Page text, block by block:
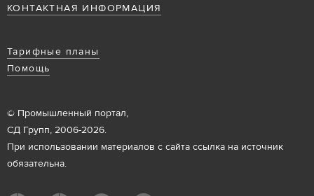
КОНТАКТНАЯ ИНФОРМАЦИЯ
Тарифные планы
Помощь
© Промышленный портал,
СД Групп, 2006-2026.
При использовании материалов с сайта ссылка на источник
обязательна.